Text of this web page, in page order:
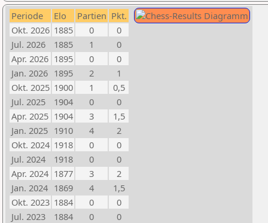
Periode Elo Partien Pkt.
Okt. 2026 1885 0
0
Jul. 2026
1885 1
0
Apr. 2026 1895 0
0
Jan. 2026 1895 2
1
Okt. 2025 1900 1
0,5
Jul. 2025
1904 0
0
Apr. 2025 1904 3
1,5
Jan. 2025 1910 4
2
Okt. 2024 1918 0
0
Jul. 2024
1918 0
0
Apr. 2024 1877 3
2
Jan. 2024 1869 4
1,5
Okt. 2023 1884 0
0
Jul. 2023
1884 0
0